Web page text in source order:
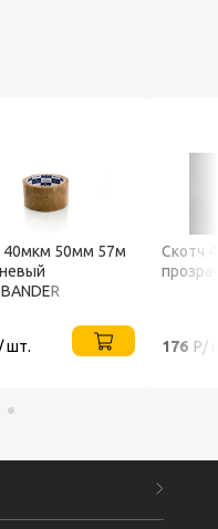
40мкм 50мм 57м
шт.
Скотч
176 Р/